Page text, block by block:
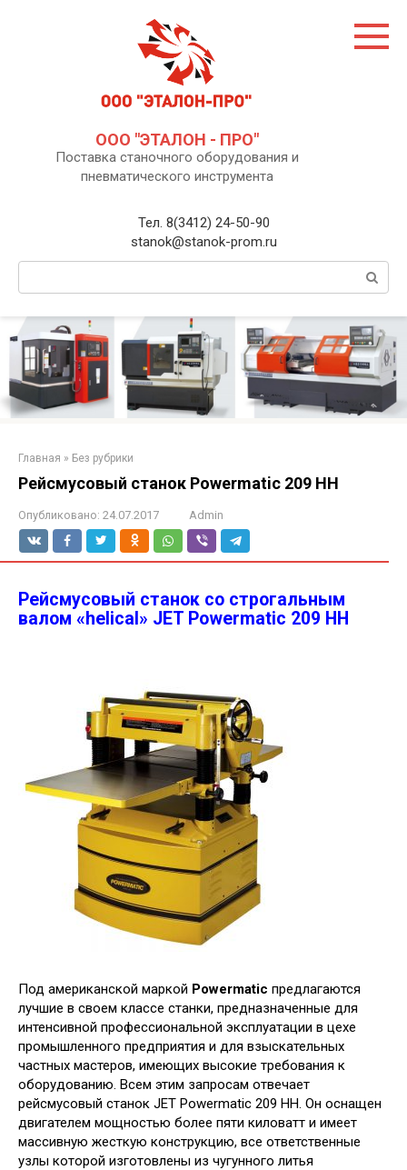
ООО "ЭТАЛОН - ПРО"
Поставка станочного оборудования и
пневматического инструмента
Тел. 8(3412) 24-50-90
stanok@stanok-prom.ru
Главная » Без рубрики
Рейсмусовый станок Powermatic 209 HH
Опубликовано: 24.07.2017 Admin
Рейсмусовый станок со строгальным
валом «helical» JET Powermatic 209 HH
Под американской маркой Powermatic предлагаются
лучшие в своем классе станки, предназначенные для
интенсивной профессиональной эксплуатации в цехе
промышленного предприятия и для взыскательных
частных мастеров, имеющих высокие требования к
оборудованию. Всем этим запросам отвечает
рейсмусовый станок JET Powermatic 209 HH. Он оснащен
двигателем мощностью более пяти киловатт и имеет
массивную жесткую конструкцию, все ответственные
узлы которой изготовлены из чугунного литья